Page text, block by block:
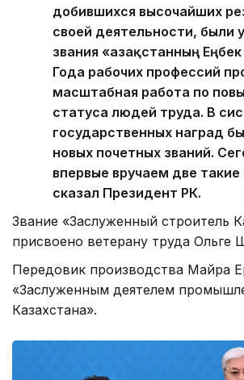
добившихся высочайших
своей деятельности, были
звания «Қазақстанның
Года рабочих профессий
масштабная работа по
статуса людей труда. В
государственных наград
новых почетных званий.
впервые вручаем две
сказал Президент РК.
Звание «Заслуженный строитель
присвоено ветерану труда Ольге
Передовик производства Майра
«Заслуженным деятелем
Казахстана».